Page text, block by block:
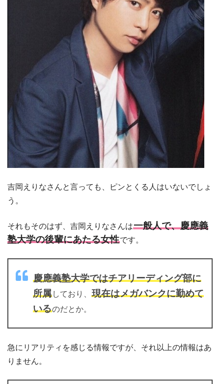
吉岡えりなさんと言っても、ピンとくる人はいないでしょ
う。
それもそのはず、吉岡えりなさんは一般人で、慶應義
塾大学の後輩にあたる女性です。
慶應義塾大学ではチアリーディング部に
所属 しており、 現在はメガバンクに勤めて
いるのだとか。
急にリアリティを感じる情報ですが、それ以上の情報はあ
りません。